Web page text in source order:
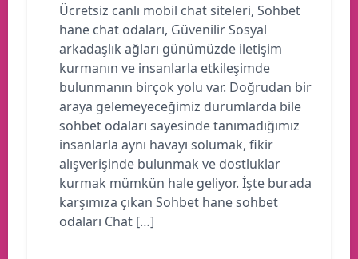
Ücretsiz canlı mobil chat siteleri, Sohbet
hane chat odaları, Güvenilir Sosyal
arkadaşlık ağları günümüzde iletişim
kurmanın ve insanlarla etkileşimde
bulunmanın birçok yolu var. Doğrudan bir
araya gelemeyeceğimiz durumlarda bile
sohbet odaları sayesinde tanımadığımız
insanlarla aynı havayı solumak, fikir
alışverişinde bulunmak ve dostluklar
kurmak mümkün hale geliyor. İşte burada
karşımıza çıkan Sohbet hane sohbet
odaları Chat […]